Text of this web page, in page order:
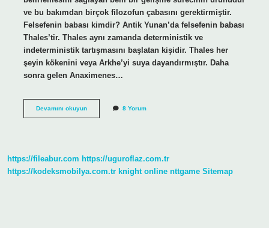
ve bu bakımdan birçok filozofun çabasını gerektirmiştir.
Felsefenin babası kimdir? Antik Yunan’da felsefenin babası
Thales’tir. Thales aynı zamanda deterministik ve
indeterministik tartışmasını başlatan kişidir. Thales her
şeyin kökenini veya Arkhe’yi suya dayandırmıştır. Daha
sonra gelen Anaximenes…
Devamını okuyunIlk
8 Yorum
https://fileabur.com https://uguroflaz.com.tr
https://kodeksmobilya.com.tr knight online nttgame Sitemap